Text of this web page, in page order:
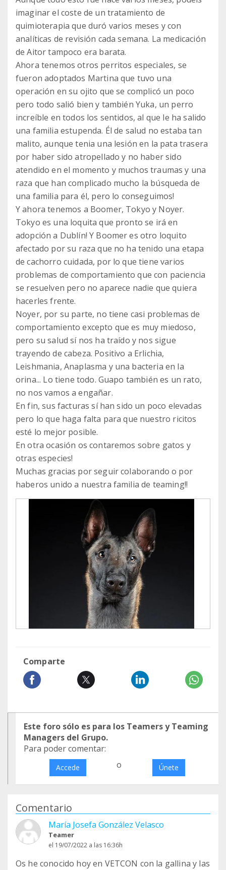
imaginar el coste de un tratamiento de
quimioterapia que duró varios meses y con
analíticas de revisión cada semana. La medicación
de Aitor tampoco era barata.
Ahora tenemos otros perritos especiales, se
fueron adoptados Martina que tuvo una
operación en su ojito que se complicó un poco
pero todo salió bien y también Yuka, un perro
increíble en todos los sentidos, al que le ha salido
una familia estupenda. Él de salud no estaba tan
malito, aunque tenia una lesión en la pata trasera
por haber sido atropellado y no haber sido
atendido en el momento y muchos traumas y una
raza que han complicado mucho la búsqueda de
una familia para él, pero lo conseguimos!
Y ahora tenemos a Boomer, Tokyo y Noyer.
Tokyo es una loquita que pronto se irá en
adopción a Dublín! Y Boomer es otro loquito
afectado por su raza que no ha tenido una etapa
de cachorro cuidada, por lo que tiene varios
problemas de comportamiento que con paciencia
se resuelven pero no aparece nadie que quiera
hacerles frente.
Noyer, por su parte, no tiene casi problemas de
comportamiento excepto que es muy miedoso,
pero su salud sí nos ha traído y nos sigue
trayendo de cabeza. Positivo a Erlichia,
Leishmania, Anaplasma y una bacteria en la
orina... Lo tiene todo. Guapo también es un rato,
no nos vamos a engañar.
En fin, sus facturas sí han sido un poco elevadas
pero lo que haga falta para que nuestro ricitos
esté lo mejor posible.
En otra ocasión os contaremos sobre gatos y
otras especies!
Muchas gracias por seguir colaborando o por
haberos unido a nuestra familia de teaming!!
Comparte
Este foro sólo es para los Teamers y Teaming
Managers del Grupo.
Para poder comentar:
Accede o Únete
Comentario
María Josefa González Velasco
Teamer
el 19/07/2022 a las 16:36h
Os he conocido hoy en VETCON con la gallina y las